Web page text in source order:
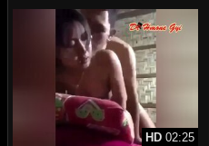
HD02:25